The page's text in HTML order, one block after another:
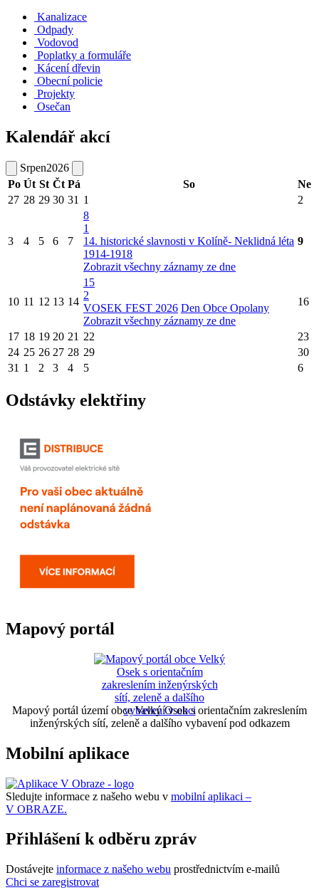
Kanalizace
Odpady
Vodovod
Poplatky a formuláře
Kácení dřevin
Obecní policie
Projekty
Osečan
Kalendář akcí
Srpen2026
Po Út St Čt Pá So
Ne
27 28 29 30 31 1 2
3 4 5 6 7
8
1
14. historické slavnosti v Kolíně- Neklidná léta
1914-1918
Zobrazit všechny záznamy ze dne
9
10 11 12 13 14
15
2
VOSEK FEST 2026 Den Obce Opolany
Zobrazit všechny záznamy ze dne
16
17 18 19 20 21 22
23
24 25 26 27 28 29
30
31 1 2 3 4 5 6
Odstávky elektřiny
Mapový portál
Mapový portál území obce Velký Osek s orientačním zakreslením
inženýrských sítí, zeleně a dalšího vybavení pod odkazem
Mobilní aplikace
Sledujte informace z našeho webu v mobilní aplikaci –
V OBRAZE.
Přihlášení k odběru zpráv
Dostávejte informace z našeho webu prostřednictvím e-mailů
Chci se zaregistrovat